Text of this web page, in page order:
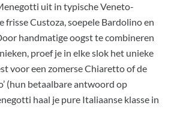
uit in typische Veneto-
frisse Custoza, soepele Bardolino en
handmatige oogst te combineren
proef je in elke slok het unieke
voor een zomerse Chiaretto of de
(hun betaalbare antwoord op
haal je pure Italiaanse klasse in